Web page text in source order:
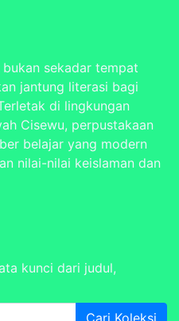
sekadar tempat
jantung literasi bagi
di lingkungan
Cisewu, perpustakaan
belajar yang modern
nilai-nilai keislaman dan
kunci dari judul,
Cari Koleksi